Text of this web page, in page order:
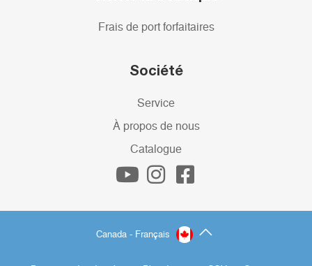
Frais de port forfaitaires
Société
Service
À propos de nous
Catalogue
Canada - Français